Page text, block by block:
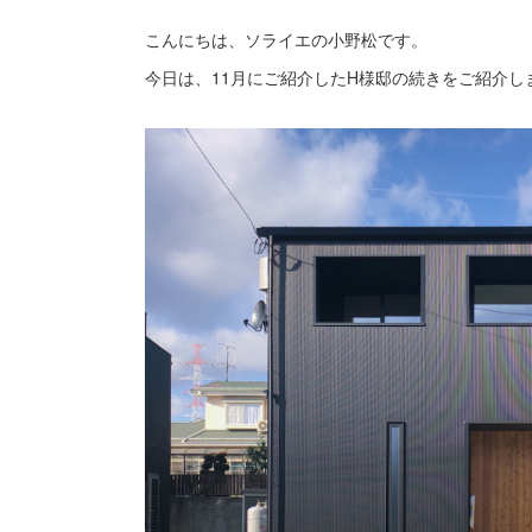
こんにちは、ソライエの小野松です。
今日は、11月にご紹介したH様邸の続きをご紹介し